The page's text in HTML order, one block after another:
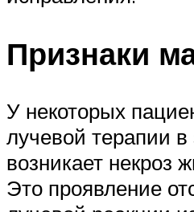
Признаки
У некоторых
лучевой терапии
возникает некроз
Это проявление